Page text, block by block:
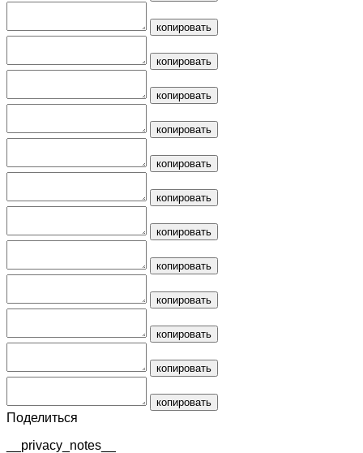
копировать
копировать
копировать
копировать
копировать
копировать
копировать
копировать
копировать
копировать
копировать
копировать
Поделиться
__privacy_notes__